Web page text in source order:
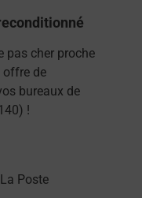
pas cher proche
offre de
bureaux de
!